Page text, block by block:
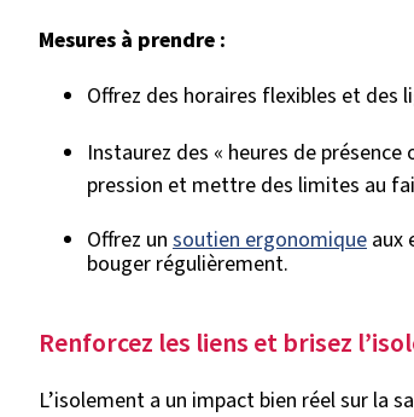
Mesures à prendre :
Offrez des horaires flexibles et des
Instaurez des « heures de
pression et mettre des limites au
Offrez un soutien ergonomique aux
bouger régulièrement.
Renforcez les liens et brisez
L’isolement a un impact bien réel sur la